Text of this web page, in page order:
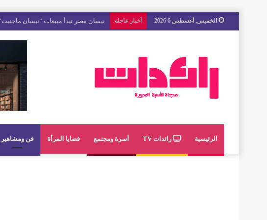
الخميس, أغسطس 6 2026 أخبار عاجلة مع « The Next Ad » ، إنوي يُسند حملته الإعلانية المقبلة إلى الشباب المغربي
الرئيسية رائدات TV أسرة ومجتمع قضايا المرأة فن ومشاهير